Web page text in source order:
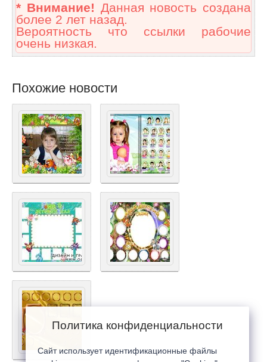
* Внимание! Данная новость создана
более 2 лет назад.
Вероятность что ссылки рабочие
очень низкая.
Похожие новости
Политика конфиденциальности
Сайт использует идентификационные файлы